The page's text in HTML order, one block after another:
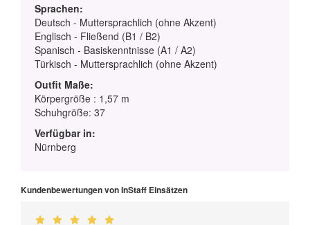
Sprachen:
Deutsch - Muttersprachlich (ohne Akzent)
Englisch - Fließend (B1 / B2)
Spanisch - Basiskenntnisse (A1 / A2)
Türkisch - Muttersprachlich (ohne Akzent)
Outfit Maße:
Körpergröße : 1,57 m
Schuhgröße: 37
Verfügbar in:
Nürnberg
Kundenbewertungen von InStaff Einsätzen